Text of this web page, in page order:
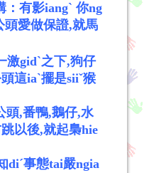
：有影iangˋ 你ng
頭愛做保證,就馬
激gidˋ之下,狗仔
這iaˋ擺是siiˇ猴
頭,番鴨,鵝仔,水
以後,就起梟hie
diˊ事態tai嚴ngia